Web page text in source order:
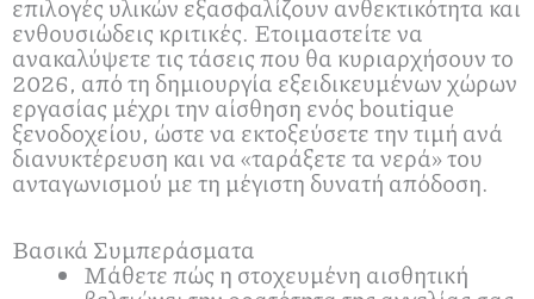
επιλογές υλικών εξασφαλίζουν ανθεκτικότητα και
ενθουσιώδεις κριτικές. Ετοιμαστείτε να
ανακαλύψετε τις τάσεις που θα κυριαρχήσουν το
2026, από τη δημιουργία εξειδικευμένων χώρων
εργασίας μέχρι την αίσθηση ενός boutique
ξενοδοχείου, ώστε να εκτοξεύσετε την τιμή ανά
διανυκτέρευση και να «ταράξετε τα νερά» του
ανταγωνισμού με τη μέγιστη δυνατή απόδοση.
Βασικά Συμπεράσματα
Μάθετε πώς η στοχευμένη αισθητική